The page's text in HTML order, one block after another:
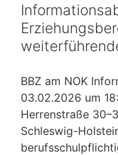
BBZ am NOK
03.02.2026 um
Herrenstraße
Schleswig-